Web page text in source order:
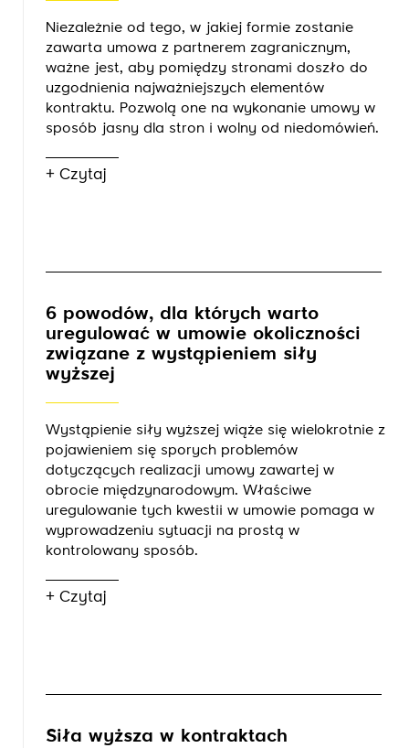
Niezależnie od tego, w jakiej formie zostanie
zawarta umowa z partnerem zagranicznym,
ważne jest, aby pomiędzy stronami doszło do
uzgodnienia najważniejszych elementów
kontraktu. Pozwolą one na wykonanie umowy w
sposób jasny dla stron i wolny od niedomówień.
+ Czytaj
6 powodów, dla których warto
uregulować w umowie okoliczności
związane z wystąpieniem siły
wyższej
Wystąpienie siły wyższej wiąże się wielokrotnie z
pojawieniem się sporych problemów
dotyczących realizacji umowy zawartej w
obrocie międzynarodowym. Właściwe
uregulowanie tych kwestii w umowie pomaga w
wyprowadzeniu sytuacji na prostą w
kontrolowany sposób.
+ Czytaj
Siła wyższa w kontraktach